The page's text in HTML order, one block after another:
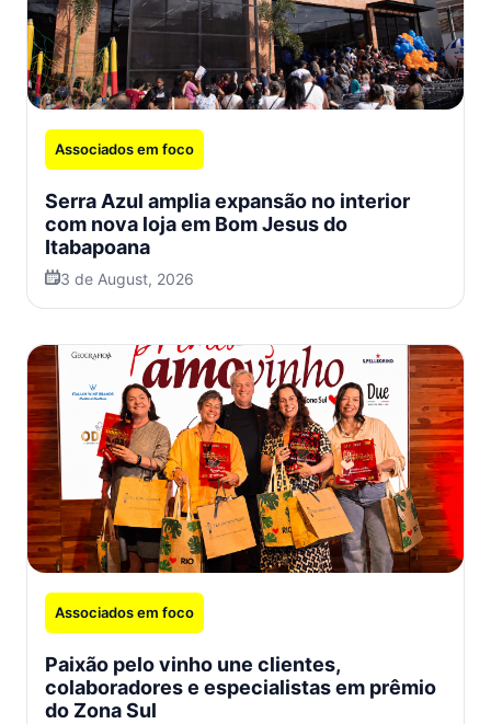
Associados em foco
Serra Azul amplia expansão no interior
com nova loja em Bom Jesus do
Itabapoana
3 de August, 2026
Associados em foco
Paixão pelo vinho une clientes,
colaboradores e especialistas em prêmio
do Zona Sul